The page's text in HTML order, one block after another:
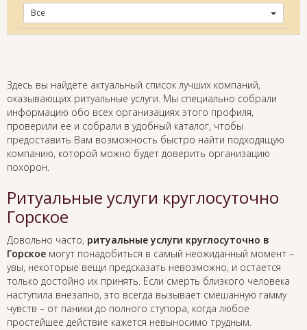
Все
Здесь вы найдете актуальный список лучших компаний,
оказывающих ритуальные услуги. Мы специально собрали
информацию обо всех организациях этого профиля,
проверили ее и собрали в удобный каталог, чтобы
предоставить Вам возможность быстро найти подходящую
компанию, которой можно будет доверить организацию
похорон.
Ритуальные услуги круглосуточно
Горское
Довольно часто, ритуальные услуги круглосуточно в
Горское могут понадобиться в самый неожиданный момент –
увы, некоторые вещи предсказать невозможно, и остается
только достойно их принять. Если смерть близкого человека
наступила внезапно, это всегда вызывает смешанную гамму
чувств – от паники до полного ступора, когда любое
простейшее действие кажется невыносимо трудным.